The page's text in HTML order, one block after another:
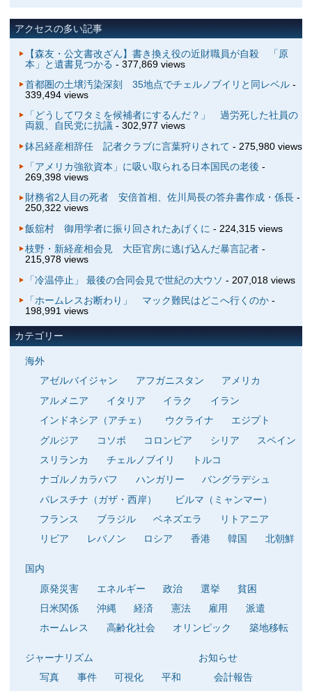
アクセスの多い記事
【森友・公文書改ざん】書き換え役の近財職員が自殺 「原
本」と遺書見つかる - 377,869 views
首都圏の土壌汚染深刻 35地点でチェルノブイリと同レベル-
339,494 views
「どうしてワタミを候補者にするんだ？」 過労死した社員の
両親、自民党に抗議- 302,977 views
鉢呂経産相辞任 記者クラブに言葉狩りされて - 275,980 views
「アメリカ強欲資本」に吸い取られる日本国民の老後 -
269,398 views
財務省2人目の死者 安倍首相、佐川局長の答弁書作成・係長-
250,322 views
飯舘村 御用学者に振り回されたあげくに - 224,315 views
枝野・新経産相会見 大臣官房に逃げ込んだ暴言記者-
215,978 views
「冷温停止」 最後の合同会見で世紀の大ウソ - 207,018 views
「ホームレスお断わり」 マック難民はどこへ行くのか-
198,991 views
カテゴリー
海外
アゼルバイジャン
アフガニスタン
アメリカ
アルメニア
イタリア イラク
イラン
インドネシア（アチェ）
ウクライナ
エジプト
グルジア
コソボ コロンビア シリア
スペイン
スリランカ
チェルノブイリ
トルコ
ナゴルノカラバフ
ハンガリー
バングラデシュ
パレスチナ（ガザ・西岸）
ビルマ（ミャンマー）
フランス
ブラジル ベネズエラ
リトアニア
リビア
レバノン ロシア 香港 韓国 北朝鮮
国内
原発災害
エネルギー 政治 選挙
貧困
日米関係
沖縄 経済 憲法 雇用
派遣
ホームレス
高齢化社会 オリンピック 築地移転
ジャーナリズム
写真
事件 可視化 平和
お知らせ
会計報告